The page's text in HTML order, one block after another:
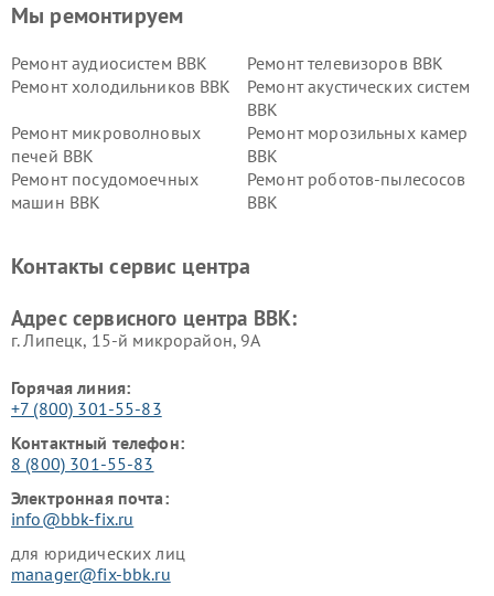
Мы ремонтируем
Ремонт аудиосистем BBK
Ремонт телевизоров BBK
Ремонт холодильников BBK
Ремонт акустических систем
BBK
Ремонт микроволновых
печей BBK
Ремонт морозильных камер
BBK
Ремонт посудомоечных
машин BBK
Ремонт роботов-пылесосов
BBK
Ремонт винных шкафов BBK
Контакты сервис центра
Адрес сервисного центра BBK:
г. Липецк, 15-й микрорайон, 9А
Горячая линия:
+7 (800) 301-55-83
Контактный телефон:
8 (800) 301-55-83
Электронная почта:
info@bbk-fix.ru
для юридических лиц
manager@fix-bbk.ru